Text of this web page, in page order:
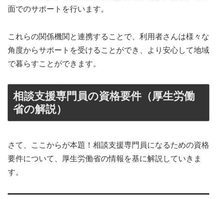
面でのサポートを行います。
これらの関係機関と連携することで、利用者さんは様々な
角度からサポートを受けることができ、より安心して地域
で暮らすことができます。
相談支援専門員の資格要件（厚生労働
省の解説）
さて、ここからが本題！相談支援専門員になるための資格
要件について、厚生労働省の情報を基に解説していきま
す。